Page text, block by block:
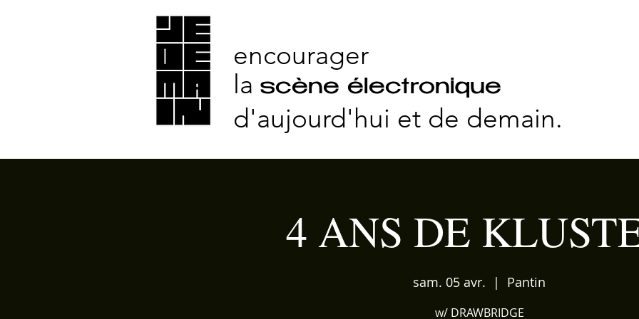
encourager
la scène électronique
d'aujourd'hui et de demain.
4 ANS DE
sam. 05 avr.
  |
Pantin
w/ DRAWBRIDGE